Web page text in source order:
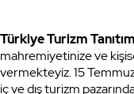
Türkiye Turizm
mahremiyetinize ve
vermekteyiz. 15
iç ve dış turizm